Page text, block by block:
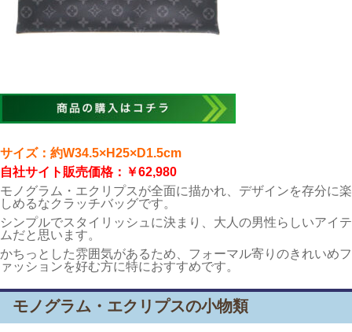
サイズ：約W34.5×H25×D1.5cm
自社サイト販売価格：￥62,980
モノグラム・エクリプスが全面に描かれ、デザインを存分に楽
しめるなクラッチバッグです。
シンプルでスタイリッシュに決まり、大人の男性らしいアイテ
ムだと思います。
かちっとした雰囲気があるため、フォーマル寄りのきれいめフ
ァッションを好む方に特におすすめです。
モノグラム・エクリプスの小物類